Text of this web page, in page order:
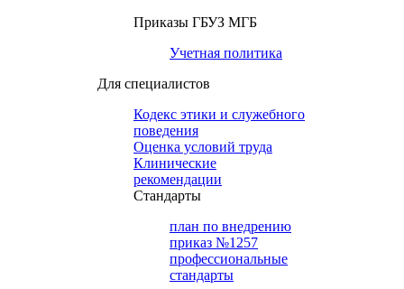
Приказы ГБУЗ МГБ
Учетная политика
Для специалистов
Кодекс этики и служебного
поведения
Оценка условий труда
Клинические
рекомендации
Cтандарты
план по внедрению
приказ №1257
профессиональные
стандарты